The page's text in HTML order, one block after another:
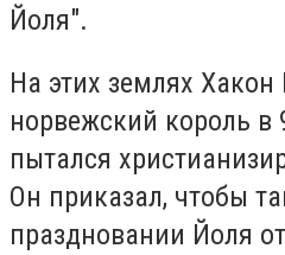
Йоля".
На этих землях
норвежский король в
пытался
Он приказал, чтобы
праздновании Йоля